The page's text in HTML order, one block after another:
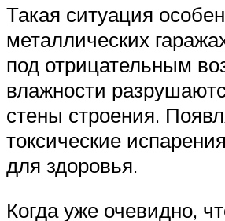
Такая ситуация
металлических
под отрицательным
влажности
стены строения.
токсические
для здоровья.
Когда уже очевидно,